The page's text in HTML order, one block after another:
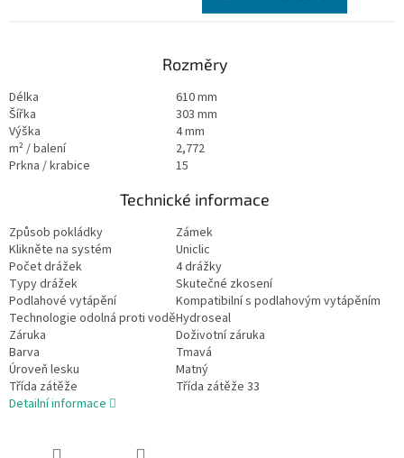
Rozměry
Délka
610 mm
Šířka
303 mm
Výška
4 mm
m² / balení
2,772
Prkna / krabice
15
Technické informace
Způsob pokládky
Zámek
Klikněte na systém
Uniclic
Počet drážek
4 drážky
Typy drážek
Skutečné zkosení
Podlahové vytápění
Kompatibilní s podlahovým vytápěním
Technologie odolná proti voděHydroseal
Záruka
Doživotní záruka
Barva
Tmavá
Úroveň lesku
Matný
Třída zátěže
Třída zátěže 33
Detailní informace